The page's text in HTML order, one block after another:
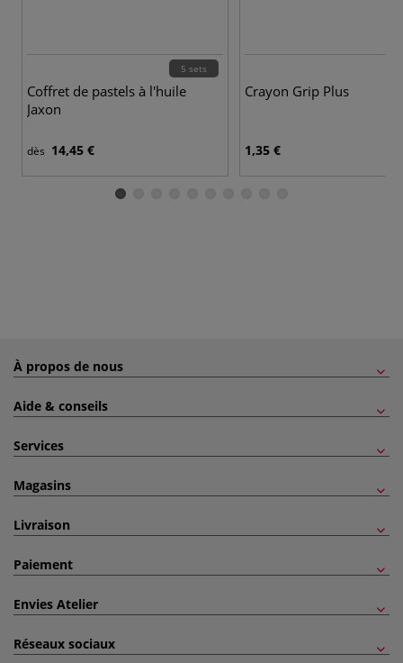
5 sets
Coffret de pastels à l'huile
Jaxon
dès 14,45 €
Crayon Grip Plus
1,35 €
À propos de nous
Aide & conseils
Services
Magasins
Livraison
Paiement
Envies Atelier
Réseaux sociaux